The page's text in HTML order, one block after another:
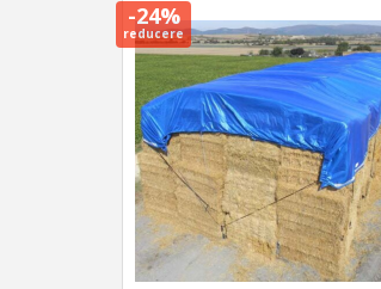
-24%
reducere